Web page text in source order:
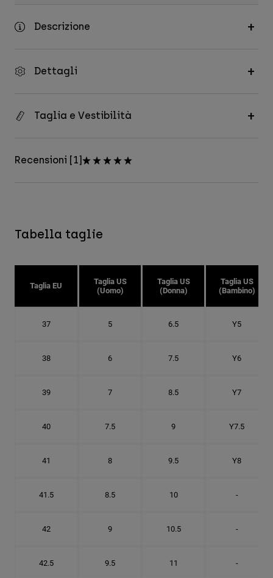
Descrizione
Dettagli
Taglia e Vestibilità
Recensioni [1]
Tabella taglie
Taglia EU
Taglia US
(Uomo)
Taglia US
(Donna)
Taglia US
(Bambino)
37 5 6.5 Y5
38 6 7.5 Y6
39 7 8.5 Y7
40 7.5 9 Y7.5
41 8 9.5 Y8
41.5 8.5 10 -
42 9 10.5 -
42.5 9.5 11 -